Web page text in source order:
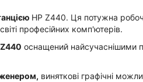
HP Z440. Ця потужна
професійних комп'ютерів.
оснащений найсучаснішими
виняткові графічні